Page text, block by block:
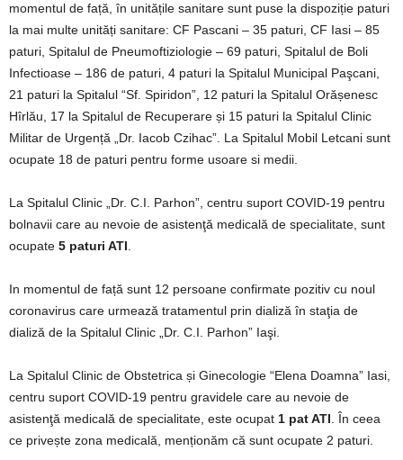
momentul de față, în unitățile sanitare sunt puse la dispoziție paturi
la mai multe unități sanitare: CF Pascani – 35 paturi, CF Iasi – 85
paturi, Spitalul de Pneumoftiziologie – 69 paturi, Spitalul de Boli
Infectioase – 186 de paturi, 4 paturi la Spitalul Municipal Paşcani,
21 paturi la Spitalul “Sf. Spiridon”, 12 paturi la Spitalul Orășenesc
Hîrlău, 17 la Spitalul de Recuperare și 15 paturi la Spitalul Clinic
Militar de Urgență „Dr. Iacob Czihac”. La Spitalul Mobil Letcani sunt
ocupate 18 de paturi pentru forme usoare si medii.
La Spitalul Clinic „Dr. C.I. Parhon”, centru suport COVID-19 pentru
bolnavii care au nevoie de asistenţă medicală de specialitate, sunt
ocupate 5 paturi ATI
In momentul de față sunt 12 persoane confirmate pozitiv cu noul
coronavirus care urmează tratamentul prin dializă în staţia de
dializă de la Spitalul Clinic „Dr. C.I. Parhon” Iaşi.
La Spitalul Clinic de Obstetrica și Ginecologie “Elena Doamna” Iasi,
centru suport COVID-19 pentru gravidele care au nevoie de
asistenţă medicală de specialitate, este ocupat 1 pat ATI . În ceea
ce privește zona medicală, menționăm că sunt ocupate 2 paturi.